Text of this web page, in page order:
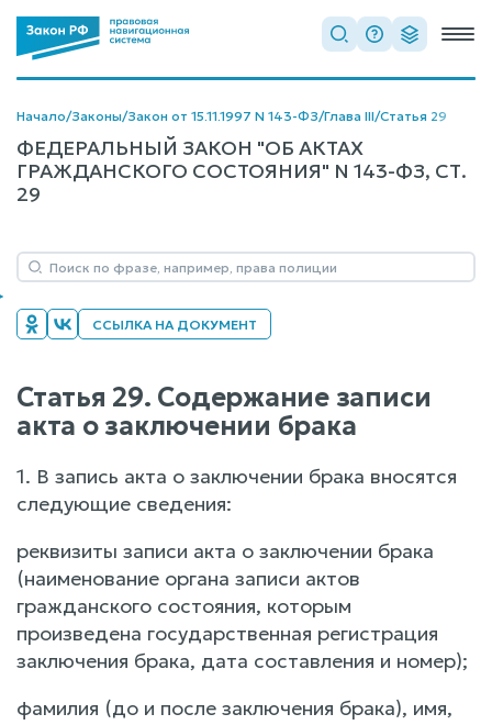
Начало/Законы/Закон от 15.11.1997 N 143-ФЗ/Глава III/Статья 29
ФЕДЕРАЛЬНЫЙ ЗАКОН "ОБ АКТАХ
ГРАЖДАНСКОГО СОСТОЯНИЯ" N 143-ФЗ, СТ.
29
ССЫЛКА НА ДОКУМЕНТ
Статья 29. Содержание записи
акта о заключении брака
1. В запись акта о заключении брака вносятся
следующие сведения:
реквизиты записи акта о заключении брака
(наименование органа записи актов
гражданского состояния, которым
произведена государственная регистрация
заключения брака, дата составления и номер);
фамилия (до и после заключения брака), имя,